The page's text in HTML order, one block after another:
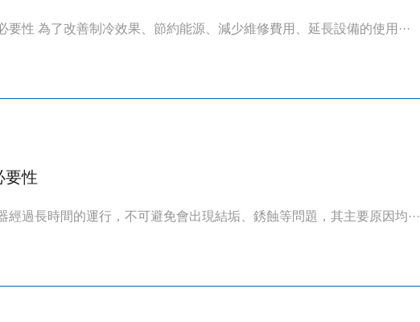
要性 為了改善制冷效果、節約能源、減少維修費用、延長設備的使用···
要性
經過長時間的運行，不可避免會出現結垢、銹蝕等問題，其主要原因均···